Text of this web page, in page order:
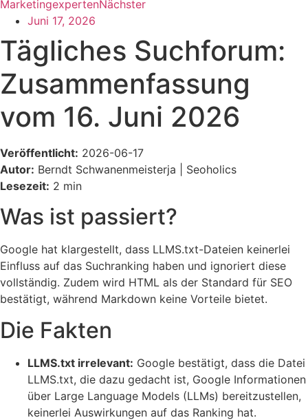
MarketingexpertenNächster
Juni 17, 2026
Tägliches Suchforum:
Zusammenfassung
vom 16. Juni 2026
Veröffentlicht: 2026-06-17
Autor: Berndt Schwanenmeisterja | Seoholics
Lesezeit: 2 min
Was ist passiert?
Google hat klargestellt, dass LLMS.txt-Dateien keinerlei
Einfluss auf das Suchranking haben und ignoriert diese
vollständig. Zudem wird HTML als der Standard für SEO
bestätigt, während Markdown keine Vorteile bietet.
Die Fakten
LLMS.txt irrelevant: Google bestätigt, dass die Datei
LLMS.txt, die dazu gedacht ist, Google Informationen
über Large Language Models (LLMs) bereitzustellen,
keinerlei Auswirkungen auf das Ranking hat.